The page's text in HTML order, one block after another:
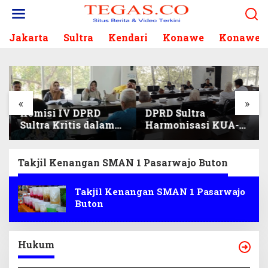
Jakarta Sultra Kendari Konawe Konawe
« »
Komisi IV DPRD
Sultra Kritis dalam
Harmonisasi KUA-
Perubahan APBD
2026
DPRD Sultra
Harmonisasi KUA-
PPAS 2027, Prioritas
Kebudayaan, dan
Pelunasan Utang
Takjil Kenangan SMAN 1 Pasarwajo Buton
Takjil Kenangan SMAN 1 Pasarwajo
Buton
Hukum